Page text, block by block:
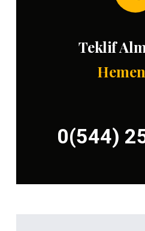
Teklif
0(544)